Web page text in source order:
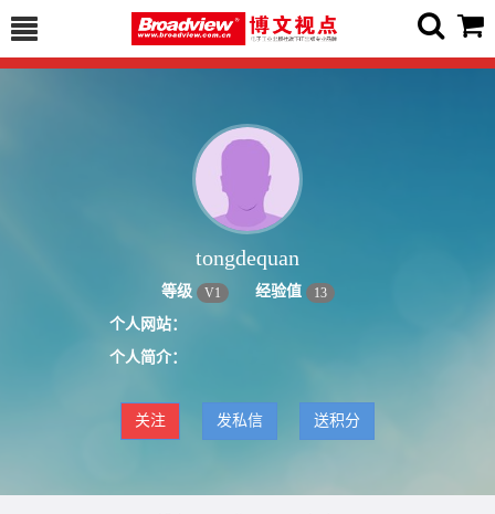
tongdequan
等级 V1 经验值 13
个人网站：
个人简介：
关注 发私信 送积分